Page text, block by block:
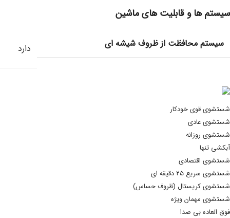
سیستم ها و قابلیت های ماشین
سیستم محافظت از ظروف شیشه ای دارد
شستشوی قوی خودکار
شستشوی عادی
شستشوی روزانه
آبکشی تنها
شستشوی اقتصادی
شستشوی سریع ۲۵ دقیقه ای
شستشوی کریستال (ظروف حساس)
شستشوی مهمان ویژه
فوق العاده بی صدا